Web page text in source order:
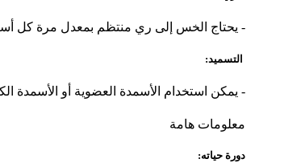
- يحتاج الخس إلى ري منتظم بمعدل مرة كل
التسميد:
- يمكن استخدام الأسمدة العضوية أو الأسمدة
معلومات هامة
دورة حياته: